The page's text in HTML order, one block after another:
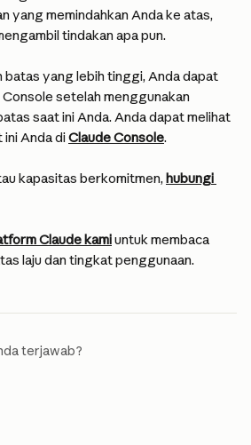
yang memindahkan Anda ke atas,
tindakan apa pun.
batas yang lebih tinggi, Anda dapat
setelah menggunakan
saat ini Anda. Anda dapat melihat
Anda di Claude Console.
kapasitas berkomitmen, hubungi
Claude kami untuk membaca
laju dan tingkat penggunaan.
terjawab?